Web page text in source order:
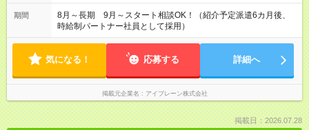
期間
8月～長期 9月～スタート相談OK！（紹介予定派遣6カ月後、
時給制パートナー社員として採用）
気になる！ 応募する 詳細へ
掲載元企業名 アイブレーン株式会社
掲載日：2026.07.28